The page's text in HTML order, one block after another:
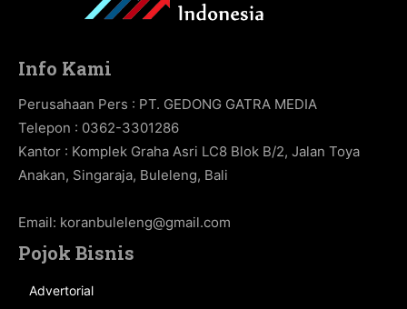
Info Kami
Perusahaan Pers : PT. GEDONG GATRA MEDIA
Telepon : 0362-3301286
Kantor : Komplek Graha Asri LC8 Blok B/2, Jalan Toya
Anakan, Singaraja, Buleleng, Bali
Email: koranbuleleng@gmail.com
Pojok Bisnis
Advertorial